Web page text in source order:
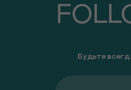
Будьте